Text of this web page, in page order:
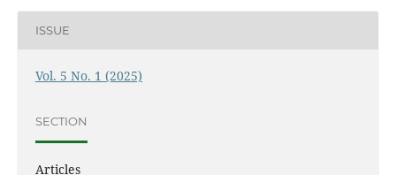
ISSUE
Vol. 5 No. 1 (2025)
SECTION
Articles